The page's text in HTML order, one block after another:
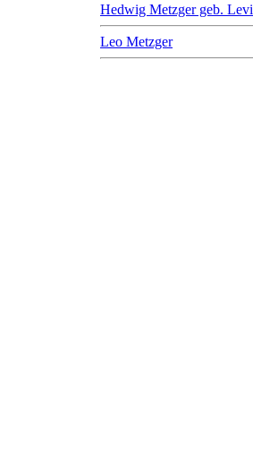
Hedwig Metzger geb. Levi
Leo Metzger